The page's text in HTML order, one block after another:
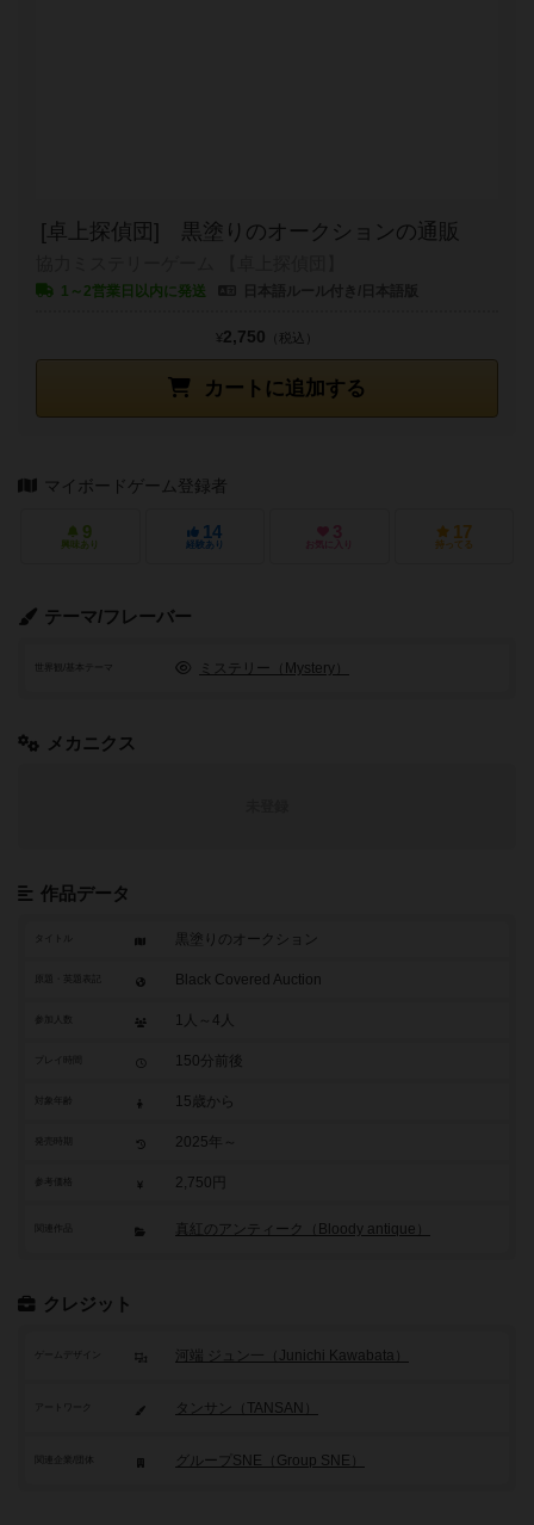
[卓上探偵団] 黒塗りのオークションの通販
1～2営業日以内に発送
カートに追加する
¥2,750 （税込）
マイボードゲーム登録者
9
興味あり
14
経験あり
3
お気に入り
17
持ってる
テーマ/フレーバー
世界観/基本テーマ ミステリー（Mystery）
メカニクス
作品データ
タイトル 黒塗りのオークション
Black Covered Auction
参加人数 1人～4人
150分前後
15歳から
2025年～
参考価格 2,750円
関連作品 真紅のアンティーク（Bloody antique）
クレジット
ゲームデザイン 河端 ジュン一（Junichi Kawabata）
アートワーク タンサン（TANSAN）
グループSNE（Group SNE）